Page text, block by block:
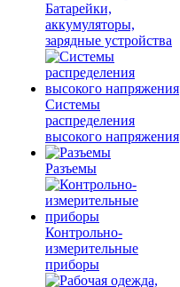
Батарейки,
аккумуляторы,
зарядные устройства
Системы
распределения
высокого напряжения
Разъемы
Контрольно-
измерительные
приборы